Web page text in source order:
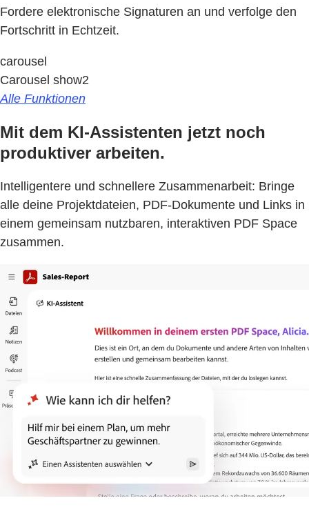
Fordere elektronische Signaturen an und verfolge den
Fortschritt in Echtzeit.
carousel
Carousel show2
Alle Funktionen
Mit dem KI-Assistenten jetzt noch
produktiver arbeiten.
Intelligentere und schnellere Zusammenarbeit: Bringe
alle deine Projektdateien, PDF-Dokumente und Links in
einem gemeinsam nutzbaren, interaktiven PDF Space
zusammen.